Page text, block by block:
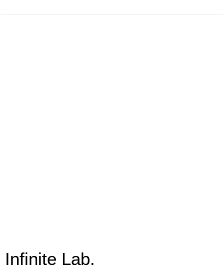
Infinite Lab.